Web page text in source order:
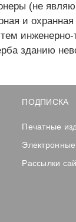
(не
и
зданию
ПОДПИСКА
Печатные
Рассылки